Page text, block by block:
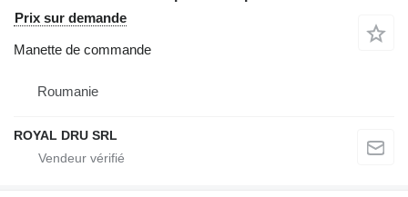
Prix sur demande
Manette de commande
Roumanie
ROYAL DRU SRL